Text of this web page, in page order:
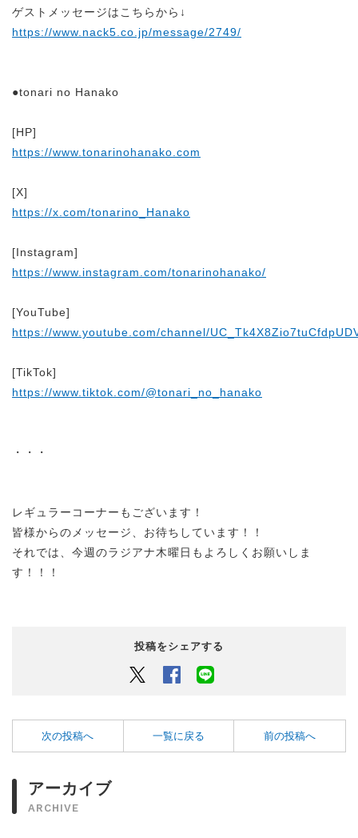
ゲストメッセージはこちらから↓
https://www.nack5.co.jp/message/2749/
●tonari no Hanako
[HP]
https://www.tonarinohanako.com
[X]
https://x.com/tonarino_Hanako
[Instagram]
https://www.instagram.com/tonarinohanako/
[YouTube]
https://www.youtube.com/channel/
[TikTok]
https://www.tiktok.com/@tonari_no_hanako
・・・
レギュラーコーナーもございます！
皆様からのメッセージ、お待ちしています！！
それでは、今週のラジアナ木曜日もよろしくお願いしま
す！！！
投稿をシェアする
Twitter Facebook
次の投稿へ 一覧に戻る 前の投稿へ
アーカイブ
ARCHIVE